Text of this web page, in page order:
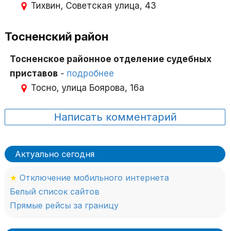
Тихвин, Советская улица, 43
Тосненский район
Тосненское районное отделение судебных
приставов - подробнее
Тосно, улица Боярова, 16а
Написать комментарий
Актуально сегодня
★ Отключение мобильного интернета
Белый список сайтов
Прямые рейсы за границу